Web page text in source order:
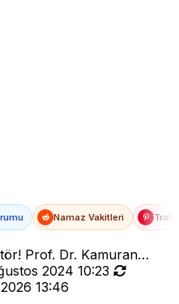
Namaz Vakitleri
Prof. Dr. Kamuran
2024 10:23
13:46